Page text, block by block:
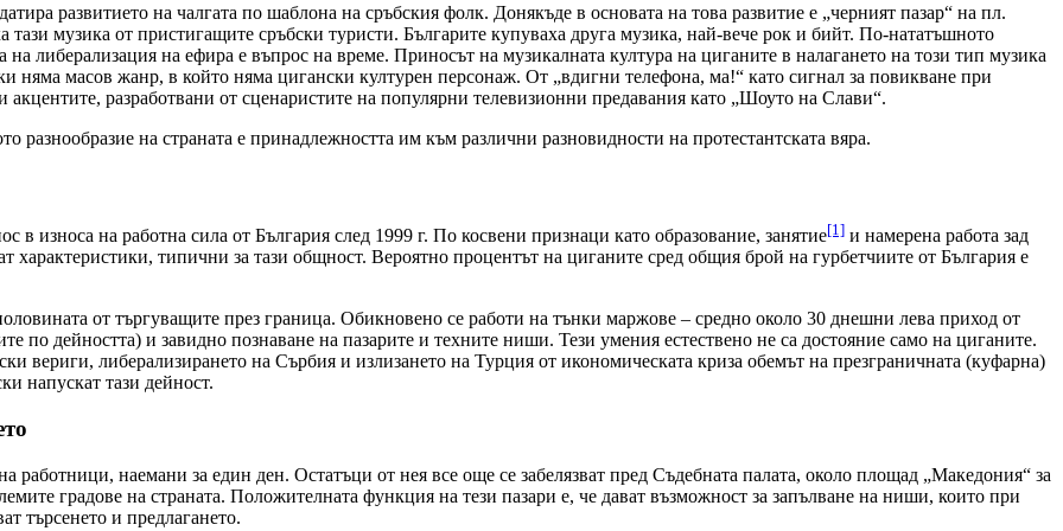
развитието на чалгата по шаблона на сръбския фолк. Донякъде в основата на това развитие е „черният пазар“ на пл.
музика от пристигащите сръбски туристи. Българите купуваха друга музика, най-вече рок и бийт. По-нататъшното
на либерализация на ефира е въпрос на време. Приносът на музикалната култура на циганите в налагането на този тип музика
няма масов жанр, в който няма цигански културен персонаж. От „вдигни телефона, ма!“ като сигнал за повикване при
разработвани от сценаристите на популярни телевизионни предавания като „Шоуто на Слави“.
разнообразие на страната е принадлежността им към различни разновидности на протестантската вяра.
износа на работна сила от България след 1999 г. По косвени признаци като образование, занятие[1] и намерена работа зад
характеристики, типични за тази общност. Вероятно процентът на циганите сред общия брой на гурбетчиите от България е
от търгуващите през граница. Обикновено се работи на тънки маржове – средно около 30 днешни лева приход от
по дейността) и завидно познаване на пазарите и техните ниши. Тези умения естествено не са достояние само на циганите.
вериги, либерализирането на Сърбия и излизането на Турция от икономическата криза обемът на презграничната (куфарна)
напускат тази дейност.
наемани за един ден. Остатъци от нея все още се забелязват пред Съдебната палата, около площад „Македония“ за
градове на страната. Положителната функция на тези пазари е, че дават възможност за запълване на ниши, които при
търсенето и предлагането.